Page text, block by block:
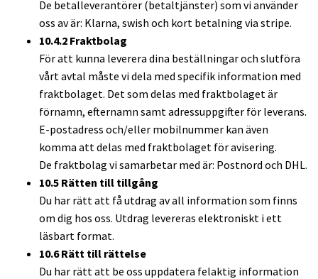
De betalleverantörer (betaltjänster) som vi använder
oss av är: Klarna, swish och kort betalning via stripe.
10.4.2 Fraktbolag
För att kunna leverera dina beställningar och slutföra
vårt avtal måste vi dela med specifik information med
fraktbolaget. Det som delas med fraktbolaget är
förnamn, efternamn samt adressuppgifter för leverans.
E-postadress och/eller mobilnummer kan även
komma att delas med fraktbolaget för avisering.
De fraktbolag vi samarbetar med är: Postnord och DHL.
10.5 Rätten till tillgång
Du har rätt att få utdrag av all information som finns
om dig hos oss. Utdrag levereras elektroniskt i ett
läsbart format.
10.6 Rätt till rättelse
Du har rätt att be oss uppdatera felaktig information